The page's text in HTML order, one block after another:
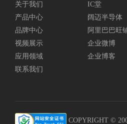
关于我们
产品中心
品牌中心
视频展示
应用领域
联系我们
IC堂
阔迈半导体
阿里巴巴旺
企业微博
企业博客
COPYRIGHT ©